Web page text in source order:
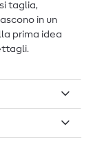
taglia,
in un
prima idea